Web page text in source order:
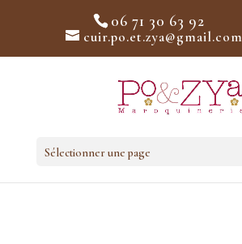
06 71 30 63 92
cuir.po.et.zya@gmail.com
Sélectionner une page